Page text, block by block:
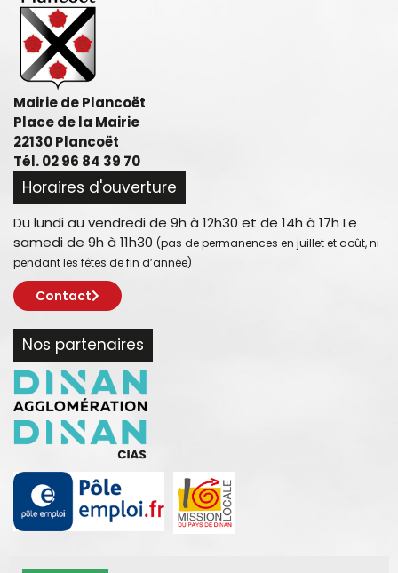
Mairie de Plancoët
Place de la Mairie
22130 Plancoët
Tél. 02 96 84 39 70
Horaires d'ouverture
Du lundi au vendredi de 9h à 12h30 et de 14h à 17h Le
samedi de 9h à 11h30 (pas de permanences en juillet et août, ni
pendant les fêtes de fin d’année)
Contact
Nos partenaires